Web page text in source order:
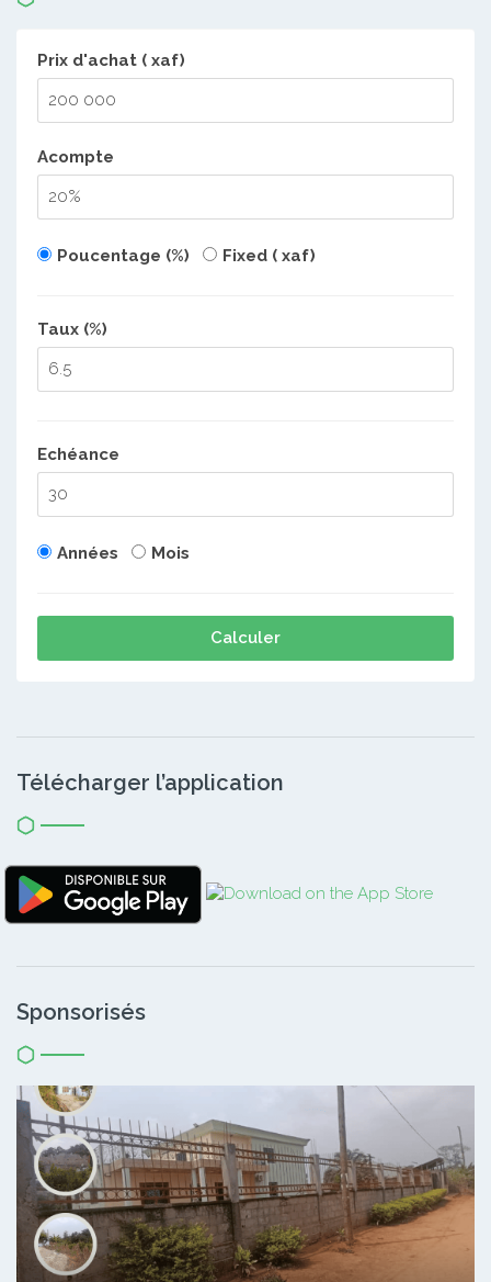
Prix d'achat ( xaf)
Acompte
Poucentage (%) Fixed ( xaf)
Taux (%)
Echéance
Années Mois
Calculer
Télécharger l’application
Sponsorisés